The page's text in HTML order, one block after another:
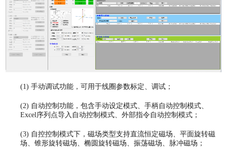
(1)手动调试功能，可用于线圈参数标定、调试；
(2) 自动控制功能，包含手动设定模式、手柄自动控制模式、
Excel序列点导入自动控制模式、外部指令自动控制模式；
(3) 自控控制模式下，磁场类型支持直流恒定磁场、平面旋转磁
场、锥形旋转磁场、椭圆旋转磁场、振荡磁场、脉冲磁场；